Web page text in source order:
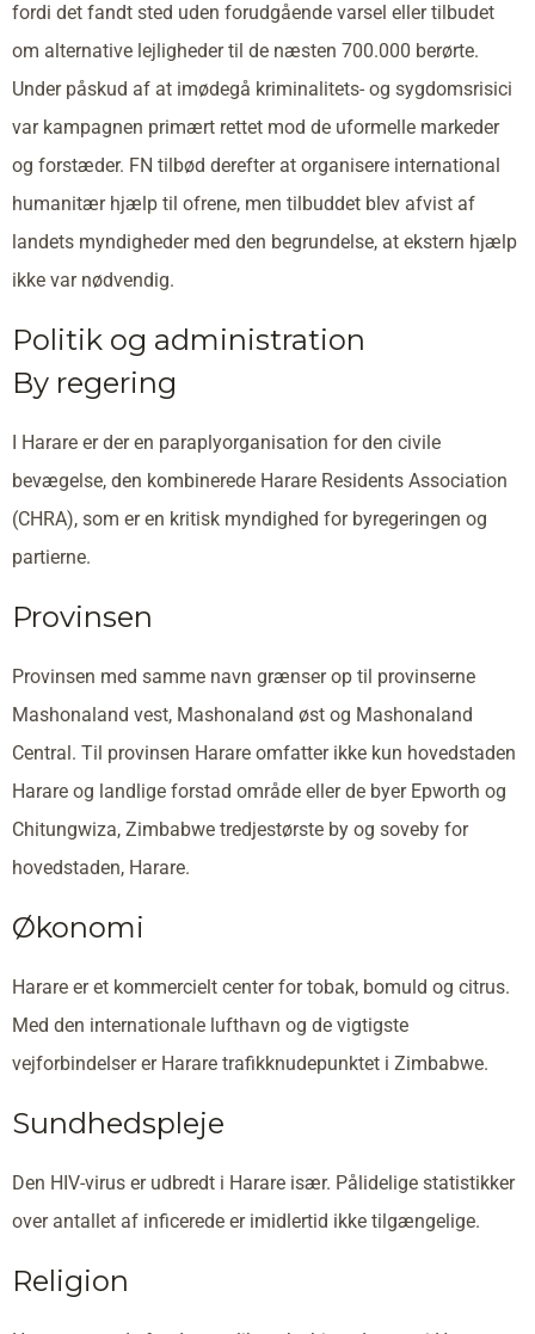
fordi det fandt sted uden forudgående varsel eller tilbudet
om alternative lejligheder til de næsten 700.000 berørte.
Under påskud af at imødegå kriminalitets- og sygdomsrisici
var kampagnen primært rettet mod de uformelle markeder
og forstæder. FN tilbød derefter at organisere international
humanitær hjælp til ofrene, men tilbuddet blev afvist af
landets myndigheder med den begrundelse, at ekstern hjælp
ikke var nødvendig.
Politik og administration
By regering
I Harare er der en paraplyorganisation for den civile
bevægelse, den kombinerede Harare Residents Association
(CHRA), som er en kritisk myndighed for byregeringen og
partierne.
Provinsen
Provinsen med samme navn grænser op til provinserne
Mashonaland vest, Mashonaland øst og Mashonaland
Central. Til provinsen Harare omfatter ikke kun hovedstaden
Harare og landlige forstad område eller de byer Epworth og
Chitungwiza, Zimbabwe tredjestørste by og soveby for
hovedstaden, Harare.
Økonomi
Harare er et kommercielt center for tobak, bomuld og citrus.
Med den internationale lufthavn og de vigtigste
vejforbindelser er Harare trafikknudepunktet i Zimbabwe.
Sundhedspleje
Den HIV-virus er udbredt i Harare især. Pålidelige statistikker
over antallet af inficerede er imidlertid ikke tilgængelige.
Religion